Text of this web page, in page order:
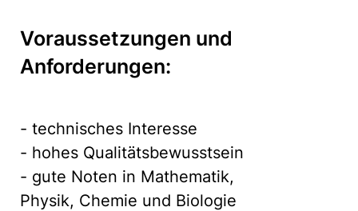
Voraussetzungen und
Anforderungen:
- technisches Interesse
- hohes Qualitätsbewusstsein
- gute Noten in Mathematik,
Physik, Chemie und Biologie